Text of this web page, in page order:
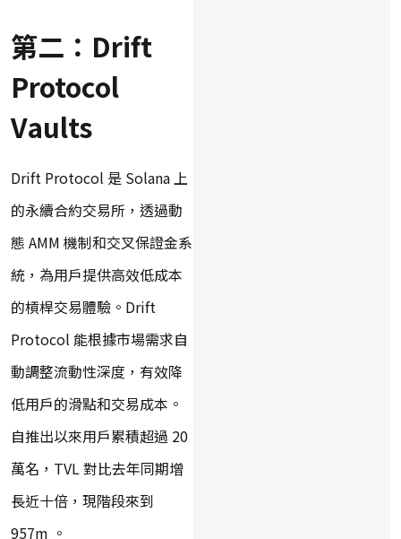
第二：Drift
Protocol
Vaults
Drift Protocol 是 Solana 上
的永續合約交易所，透過動
態 AMM 機制和交叉保證金系
統，為用戶提供高效低成本
的槓桿交易體驗。Drift
Protocol 能根據市場需求自
動調整流動性深度，有效降
低用戶的滑點和交易成本。
自推出以來用戶累積超過 20
萬名，TVL 對比去年同期增
長近十倍，現階段來到
957m 。